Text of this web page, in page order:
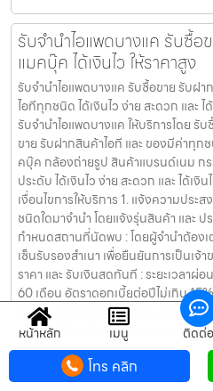
รับจำนำไอแพดบางแค รับซื้อ
แมคบุ๊ค ได้เงินไว ให้ราคาสูง
รับจำนำไอแพดบางแค รับซื้อขาย รับฝา
ไอทีทุกชนิด ได้เงินไว ง่าย สะดวก และ
รับจำนำไอแพดบางแค ให้บริการโดย รั
ขาย รับฝากสินค้าไอที และ ของมีค่าทุกช
คบุ๊ค กล้องถ่ายรูป สินค้าแบรนด์เนม กร
ประดับ ได้เงินไว ง่าย สะดวก และ ได้เงิ
เงื่อนไขการให้บริการ 1. แจ้งความประ
ชนิดใดมาจำนำ โดยแจ้งรุ่นสินค้า และ ป
กำหนดสถานที่นัดพบ : โดยผู้จำนำต้องเ
เซ็นรับรองสำเนา เพื่อยืนยันการเป็นเ
ราคา และ รับเงินสดทันที : ระยะเวลาผ่
60 เดือน อัตราดอกเบี้ยต่อปีไม่เกิน
1,000 บาท จะมีค่าบริการ 5 บาท/วัน
จากวันที่จำนำสินค้า) อัตราดอกเบี้ยร้อ
ปรับ ค่าบริการ และค่าธรรมเนียม ใดๆ
ต่อปี เงื่อนไขการรับจำนำ 1. ผู้จำนำ ต้อ
จำนำ ต้องเป็นเจ้าของสินค้า โดยเราจะ
หน้าหลัก เมนู ติดต่อ
โทร คลิก